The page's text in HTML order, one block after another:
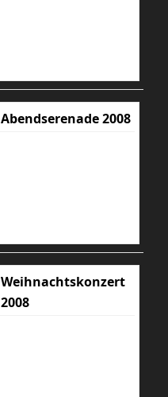
Abendserenade 2008
Weihnachtskonzert
2008